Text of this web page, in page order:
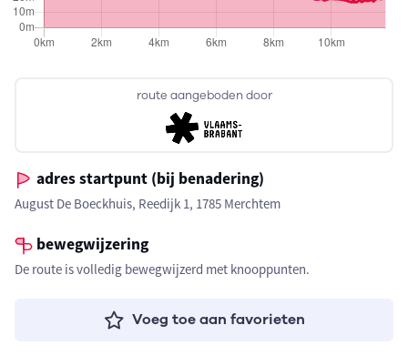
route aangeboden door
adres startpunt (bij benadering)
August De Boeckhuis, Reedijk 1, 1785 Merchtem
bewegwijzering
De route is volledig bewegwijzerd met knooppunten.
Voeg toe aan favorieten